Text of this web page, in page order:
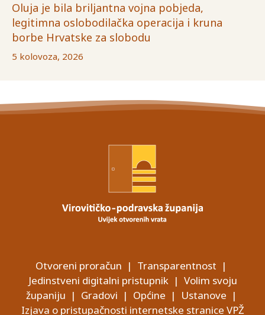
Oluja je bila briljantna vojna pobjeda,
legitimna oslobodilačka operacija i kruna
borbe Hrvatske za slobodu
5 kolovoza, 2026
Otvoreni proračun | Transparentnost |
Jedinstveni digitalni pristupnik| Volim svoju
županiju | Gradovi | Općine | Ustanove |
Izjava o pristupačnosti internetske stranice VPŽ